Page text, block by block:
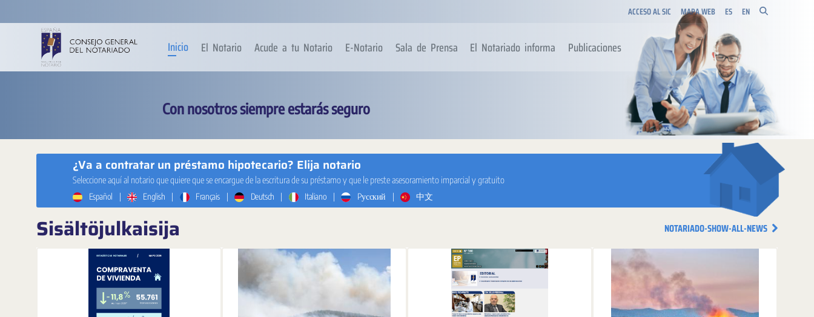
ACCESO AL SIC MAPA WEB ES EN
Inicio El Notario Acude a tu Notario E-Notario Sala de Prensa El Notariado informa Publicaciones
Con nosotros siempre estarás seguro
¿Va a contratar un préstamo hipotecario? Elija notario
Seleccione aquí al notario que quiere que se encargue de la escritura de su préstamo y que le preste asesoramiento imparcial y gratuito
Español | English | Français | Deutsch | Italiano | Pусский | 中文
Sisältöjulkaisija NOTARIADO-SHOW-ALL-NEWS